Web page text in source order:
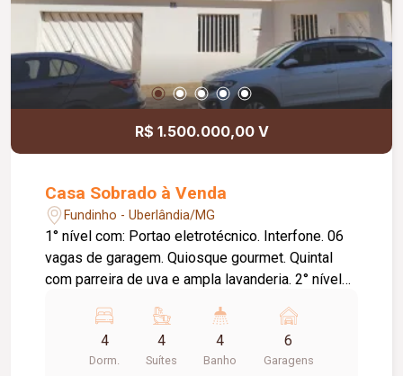
R$ 1.500.000,00 V
Casa Sobrado à Venda
Fundinho - Uberlândia/MG
1° nível com: Portao eletrotécnico. Interfone. 06
vagas de garagem. Quiosque gourmet. Quintal
com parreira de uva e ampla lavanderia. 2° nível
visita com jardim de inverno. Sala de jantar ampla.
Sala de TV com sacada. Lavabo. Ampla cozinha
com armários planejados e deposito. 3° nível
4
Dorm.
4
Suítes
4
Banho
6
Garagens